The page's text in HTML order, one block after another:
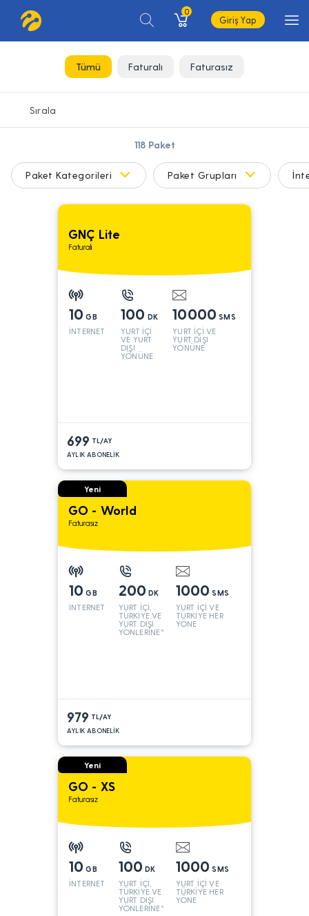
0
Giriş Yap
Tümü Faturalı Faturasız
118Paket
GNÇ Lite
Faturalı
10 GB
İNTERNET
100 DK
YURT İÇİ
VE YURT
DIŞI
YÖNÜNE
10000 SMS
YURT İÇİ VE
YURT DIŞI
YÖNÜNE
699 TL/AY
AYLIK ABONELİK
Yeni
GO - World
Faturasız
10 GB
İNTERNET
200 DK
YURT İÇİ,
TÜRKİYE VE
YURT DIŞI
YÖNLERİNE*
1000 SMS
YURT İÇİ VE
TÜRKİYE HER
YÖNE
979 TL/AY
AYLIK ABONELİK
Yeni
GO - XS
Faturasız
10 GB
İNTERNET
100 DK
YURT İÇİ,
TÜRKİYE VE
YURT DIŞI
YÖNLERİNE*
1000 SMS
YURT İÇİ VE
TÜRKİYE HER
YÖNE
Paket Kategorileri Paket Grupları